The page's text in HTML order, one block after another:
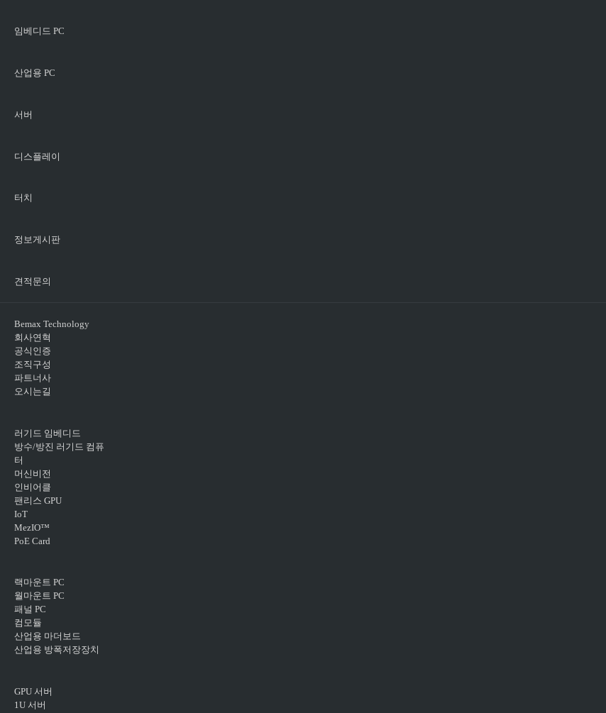
임베디드 PC
산업용 PC
서버
디스플레이
터치
정보게시판
견적문의
Bemax Technology
회사연혁
공식인증
조직구성
파트너사
오시는길
러기드 임베디드
방수/방진 러기드 컴퓨
터
머신비전
인비어클
팬리스 GPU
IoT
MezIO™
PoE Card
랙마운트 PC
월마운트 PC
패널 PC
컴모듈
산업용 마더보드
산업용 방폭저장장치
GPU 서버
1U 서버